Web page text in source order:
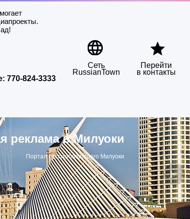
770-824-3333
Сеть
RussianTown
Перейти
в контакты
реклама в Милуоки
Портал русскоговорящего Милуоки
▶